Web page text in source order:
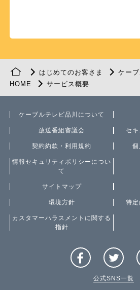
はじめてのお客さま
ケー
HOME
サービス概要
ケーブルテレビ品川について
放送番組審議会 セ
契約約款・利用規約
情報セキュリティポリシーについ
て
サイトマップ
環境方針 特
カスタマーハラスメントに関する
指針
公式SNS一覧